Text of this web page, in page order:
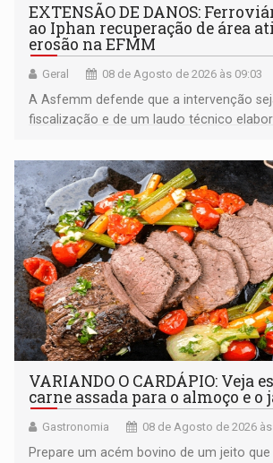
EXTENSÃO DE DANOS:
ao Iphan recuperação de área
erosão na EFMM
Geral 08 de Agosto de 2026 às 09:03
A Asfemm defende que a intervenção
fiscalização e de um laudo técnico
VARIANDO O CARDÁPIO: Veja
carne assada para o almoço e o
Gastronomia 08 de Agosto de 2026
Prepare um acém bovino de um jeito